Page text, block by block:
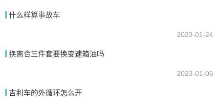
什么样算事故车
2023-01-24
换离合三件套要换变速箱油吗
2023-01-06
吉利车的外循环怎么开